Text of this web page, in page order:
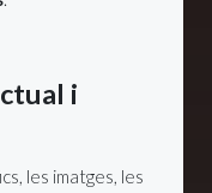
i
les imatges, les